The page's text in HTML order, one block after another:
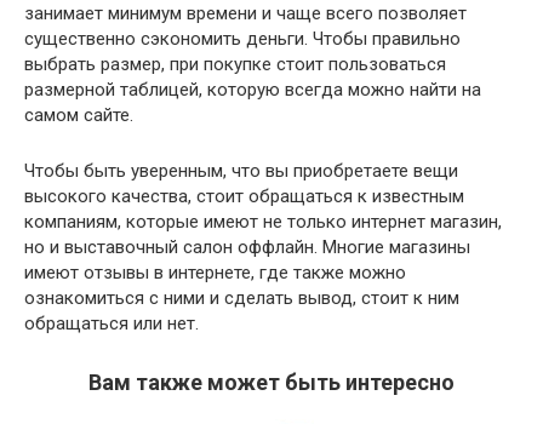
занимает минимум времени и чаще всего позволяет
существенно сэкономить деньги. Чтобы правильно
выбрать размер, при покупке стоит пользоваться
размерной таблицей, которую всегда можно найти на
самом сайте.
Чтобы быть уверенным, что вы приобретаете вещи
высокого качества, стоит обращаться к известным
компаниям, которые имеют не только интернет магазин,
но и выставочный салон оффлайн. Многие магазины
имеют отзывы в интернете, где также можно
ознакомиться с ними и сделать вывод, стоит к ним
обращаться или нет.
Вам также может быть интересно